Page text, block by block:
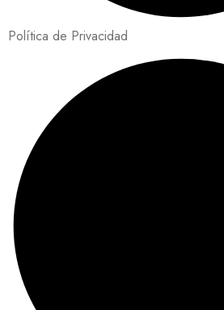
Política de Privacidad